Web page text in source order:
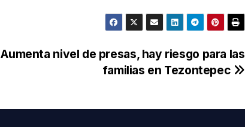
Aumenta nivel de presas, hay riesgo para las
familias en Tezontepec